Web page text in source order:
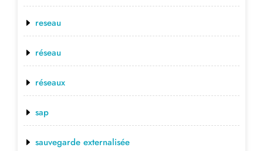
reseau
réseau
réseaux
sap
sauvegarde externalisée